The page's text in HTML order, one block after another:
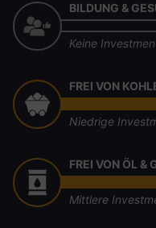
BILDUNG &
Keine
FREI VON
Niedrige
FREI VON ÖL &
Mittlere